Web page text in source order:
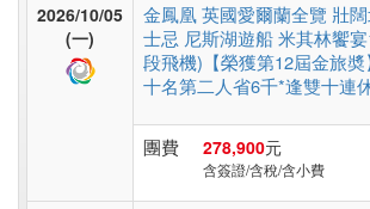
假2026/10/05
(一)
金鳳凰 英國愛爾蘭全覽 壯
士忌 尼斯湖遊船 米其林饗
段飛機)【榮獲第12屆金旅
十名第二人省6千*逢雙十連
團費 278,900元
含簽證/含稅/含小費